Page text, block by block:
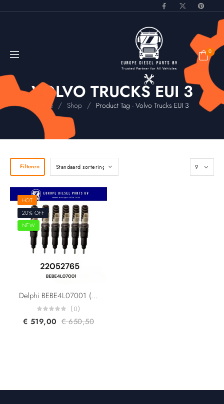
0
VOLVO TRUCKS EUI 3
Home / Shop / Product Tag - Volvo Trucks EUI 3
Filteren
HOT
20% OFF
NEW
Delphi BEBE4L07001 (BEBE4G15001) Volvo Trucks 22052765 21164808 21424681 21467241 22340639 D13 MD13 FH420/460/500 Diesel Injector Euro 3
(0)
€ 519,00 €650,50